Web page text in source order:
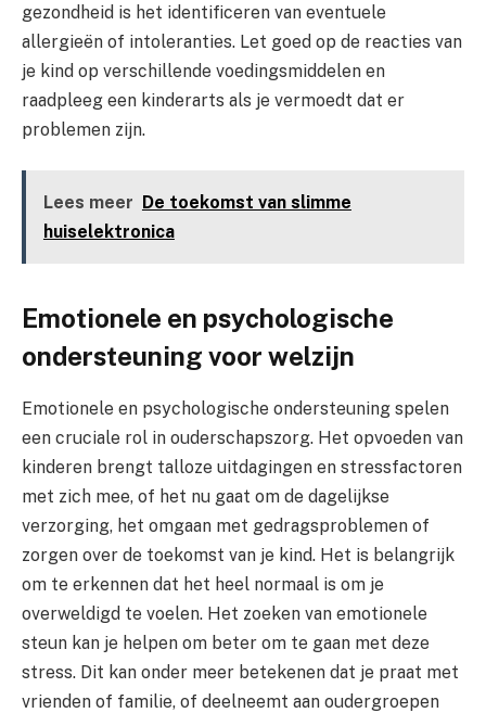
gezondheid is het identificeren van eventuele
allergieën of intoleranties. Let goed op de reacties van
je kind op verschillende voedingsmiddelen en
raadpleeg een kinderarts als je vermoedt dat er
problemen zijn.
Lees meer
De toekomst van slimme
huiselektronica
Emotionele en psychologische
ondersteuning voor welzijn
Emotionele en psychologische ondersteuning spelen
een cruciale rol in ouderschapszorg. Het opvoeden van
kinderen brengt talloze uitdagingen en stressfactoren
met zich mee, of het nu gaat om de dagelijkse
verzorging, het omgaan met gedragsproblemen of
zorgen over de toekomst van je kind. Het is belangrijk
om te erkennen dat het heel normaal is om je
overweldigd te voelen. Het zoeken van emotionele
steun kan je helpen om beter om te gaan met deze
stress. Dit kan onder meer betekenen dat je praat met
vrienden of familie, of deelneemt aan oudergroepen